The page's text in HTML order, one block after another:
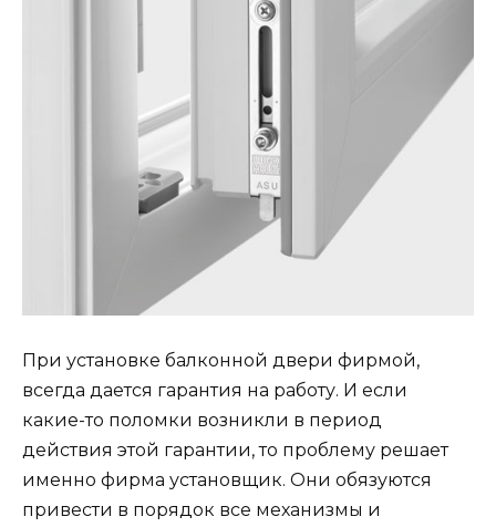
При установке балконной двери фирмой,
всегда дается гарантия на работу. И если
какие-то поломки возникли в период
действия этой гарантии, то проблему решает
именно фирма установщик. Они обязуются
привести в порядок все механизмы и